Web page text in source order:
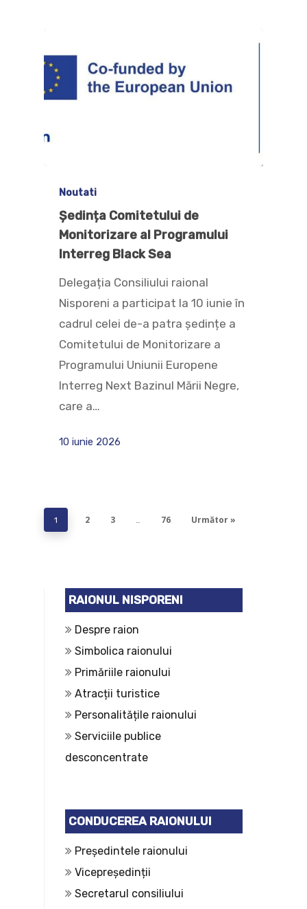
Noutati
Ședința Comitetului de
Monitorizare al Programului
Interreg Black Sea
Delegația Consiliului raional
Nisporeni a participat la 10 iunie în
cadrul celei de-a patra ședințe a
Comitetului de Monitorizare a
Programului Uniunii Europene
Interreg Next Bazinul Mării Negre,
care a…
10 iunie 2026
1 2 3 … 76 Următor »
RAIONUL NISPORENI
Despre raion
Simbolica raionului
Primăriile raionului
Atracții turistice
Personalitățile raionului
Serviciile publice
desconcentrate
CONDUCEREA RAIONULUI
Președintele raionului
Vicepreședinții
Secretarul consiliului